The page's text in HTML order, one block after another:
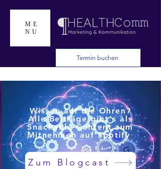
ME
NU
Termin buchen
Wissen auf die Ohren?
Alle Beiträge gibt's als
Snackable Content zum
Mitnehmen auf Spotify
Zum Blogcast